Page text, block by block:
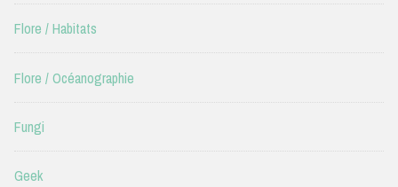
Flore / Habitats
Flore / Océanographie
Fungi
Geek